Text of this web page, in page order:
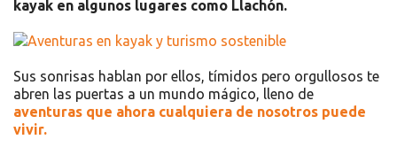
kayak en algunos lugares como Llachón.
Sus sonrisas hablan por ellos, tímidos pero orgullosos te
abren las puertas a un mundo mágico, lleno de
aventuras que ahora cualquiera de nosotros puede
vivir.